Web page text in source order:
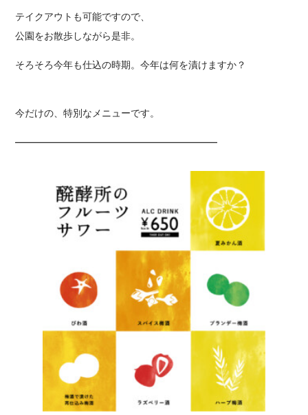
テイクアウトも可能ですので、
公園をお散歩しながら是非。
そろそろ今年も仕込の時期。今年は何を漬けますか？
今だけの、特別なメニューです。
―――――――――――――――――――――